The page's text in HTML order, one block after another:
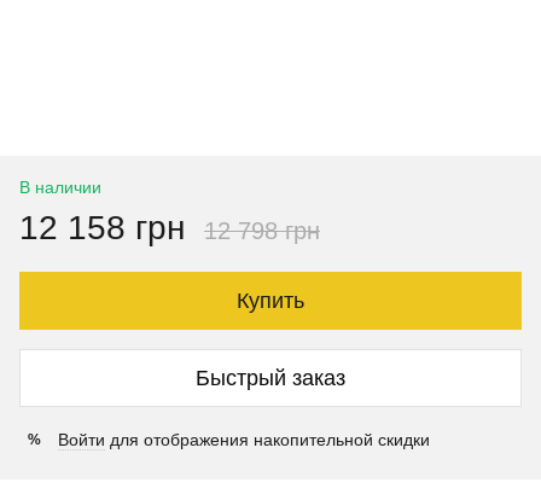
В наличии
12 158 грн 12 798 грн
Купить
Быстрый заказ
% Войти для отображения накопительной скидки